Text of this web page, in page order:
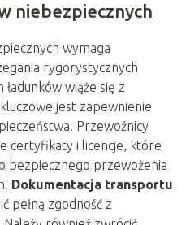
niebezpiecznych
wymaga
rygorystycznych
wiąże się z
jest zapewnienie
Przewoźnicy
certyfikaty i licencje, które
bezpiecznego przewożenia
Dokumentacja transportu
pełną zgodność z